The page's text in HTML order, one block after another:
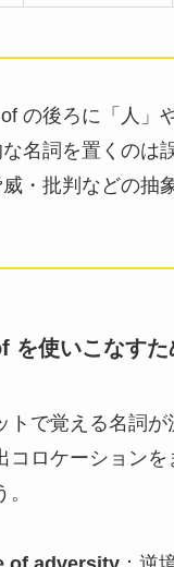
の後ろに「人」
名詞を置くのは
・批判などの抽
を使いこなすた
トで覚える名詞が
コロケーションを